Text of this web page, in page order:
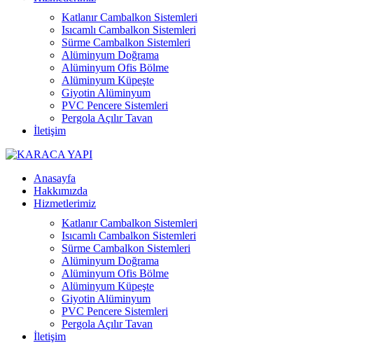
Katlanır Cambalkon Sistemleri
Isıcamlı Cambalkon Sistemleri
Sürme Cambalkon Sistemleri
Alüminyum Doğrama
Alüminyum Ofis Bölme
Alüminyum Küpeşte
Giyotin Alüminyum
PVC Pencere Sistemleri
Pergola Açılır Tavan
İletişim
Anasayfa
Hakkımızda
Hizmetlerimiz
Katlanır Cambalkon Sistemleri
Isıcamlı Cambalkon Sistemleri
Sürme Cambalkon Sistemleri
Alüminyum Doğrama
Alüminyum Ofis Bölme
Alüminyum Küpeşte
Giyotin Alüminyum
PVC Pencere Sistemleri
Pergola Açılır Tavan
İletişim